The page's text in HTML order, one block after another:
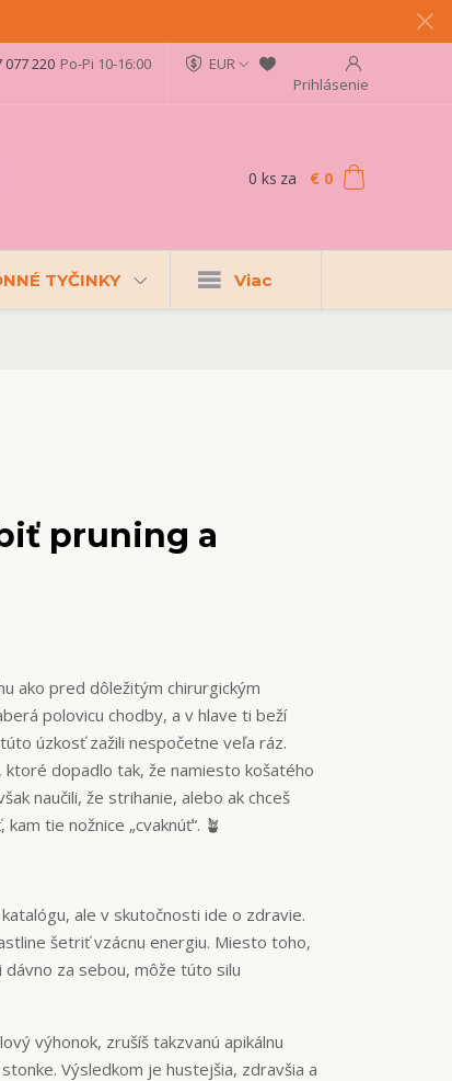
EUR
Prihlásenie
077 220 Po-Pi 10-16:00
0 ks za € 0
TYČINKY Viac
pruning a
ako pred dôležitým chirurgickým
polovicu chodby, a v hlave ti beží
úzkosť zažili nespočetne veľa ráz.
ktoré dopadlo tak, že namiesto košatého
naučili, že strihanie, alebo ak chceš
tie nožnice „cvaknúť“. 🪴
ale v skutočnosti ide o zdravie.
šetriť vzácnu energiu. Miesto toho,
za sebou, môže túto silu
výhonok, zrušíš takzvanú apikálnu
Výsledkom je hustejšia, zdravšia a